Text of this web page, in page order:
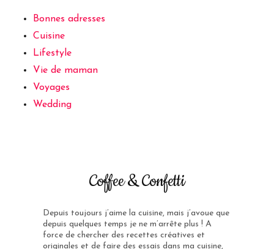
Bonnes adresses
Cuisine
Lifestyle
Vie de maman
Voyages
Wedding
Coffee & Confetti
Depuis toujours j’aime la cuisine, mais j’avoue que
depuis quelques temps je ne m’arrête plus ! A
force de chercher des recettes créatives et
originales et de faire des essais dans ma cuisine,